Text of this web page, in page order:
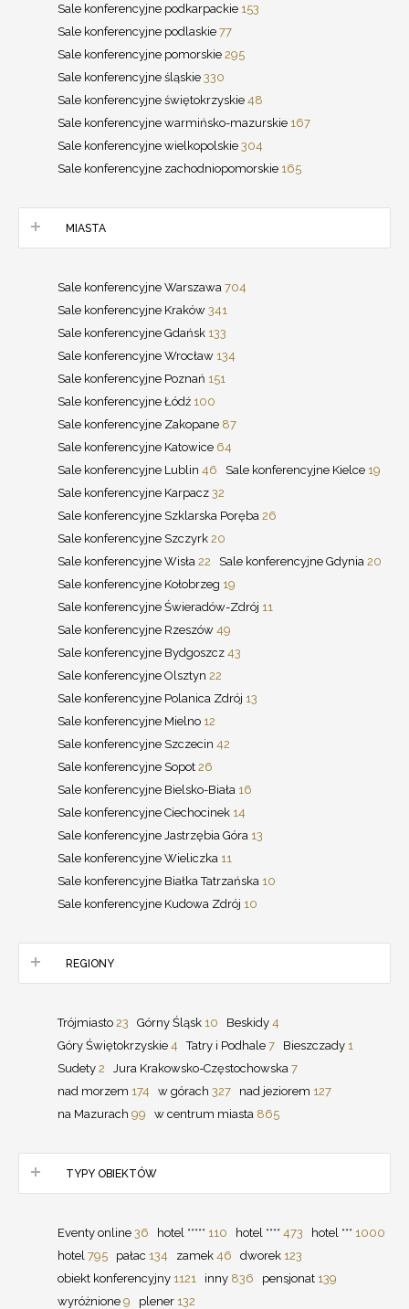
Sale konferencyjne podkarpackie 153
Sale konferencyjne podlaskie 77
Sale konferencyjne pomorskie 295
Sale konferencyjne śląskie 330
Sale konferencyjne świętokrzyskie 48
Sale konferencyjne warmińsko-mazurskie 167
Sale konferencyjne wielkopolskie 304
Sale konferencyjne zachodniopomorskie 165
MIASTA
Sale konferencyjne Warszawa 704
Sale konferencyjne Kraków 341
Sale konferencyjne Gdańsk 133
Sale konferencyjne Wrocław 134
Sale konferencyjne Poznań 151
Sale konferencyjne Łódź 100
Sale konferencyjne Zakopane 87
Sale konferencyjne Katowice 64
Sale konferencyjne Lublin 46 Sale konferencyjne Kielce 19
Sale konferencyjne Karpacz 32
Sale konferencyjne Szklarska Poręba 26
Sale konferencyjne Szczyrk 20
Sale konferencyjne Wisła 22 Sale konferencyjne Gdynia 20
Sale konferencyjne Kołobrzeg 19
Sale konferencyjne Świeradów-Zdrój 11
Sale konferencyjne Rzeszów 49
Sale konferencyjne Bydgoszcz 43
Sale konferencyjne Olsztyn 22
Sale konferencyjne Polanica Zdrój 13
Sale konferencyjne Mielno 12
Sale konferencyjne Szczecin 42
Sale konferencyjne Sopot 26
Sale konferencyjne Bielsko-Biała 16
Sale konferencyjne Ciechocinek 14
Sale konferencyjne Jastrzębia Góra 13
Sale konferencyjne Wieliczka 11
Sale konferencyjne Białka Tatrzańska 10
Sale konferencyjne Kudowa Zdrój 10
REGIONY
Trójmiasto 23 Górny Śląsk 10 Beskidy 4
Góry Świętokrzyskie 4 Tatry i Podhale 7 Bieszczady 1
Sudety 2 Jura Krakowsko-Częstochowska 7
nad morzem 174 w górach 327 nad jeziorem 127
na Mazurach 99 w centrum miasta 865
TYPY OBIEKTÓW
Eventy online 36 hotel ***** 110 hotel **** 473 hotel *** 1000
hotel 795 pałac 134 zamek 46 dworek 123
obiekt konferencyjny 1121 inny 836 pensjonat 139
wyróżnione 9 plener 132